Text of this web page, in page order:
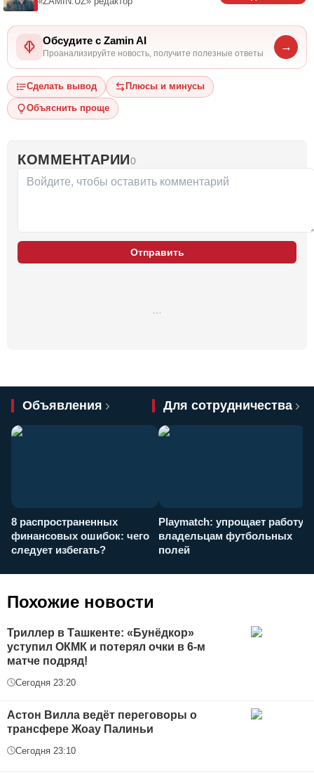
Обсудите с Zamin AI
Проанализируйте новость, получите полезные ответы
→
Сделать вывод Плюсы и минусы
Объяснить проще
КОММЕНТАРИИ0
Отправить
Объявления Для сотрудничества
8 распространенных
финансовых ошибок: чего
следует избегать?
Playmatch: упрощает работу
владельцам футбольных
полей
Похожие новости
Триллер в Ташкенте: «Бунёдкор»
уступил ОКМК и потерял очки в 6-м
матче подряд!
Сегодня 23:20
Астон Вилла ведёт переговоры о
трансфере Жоау Палиньи
Сегодня 23:10